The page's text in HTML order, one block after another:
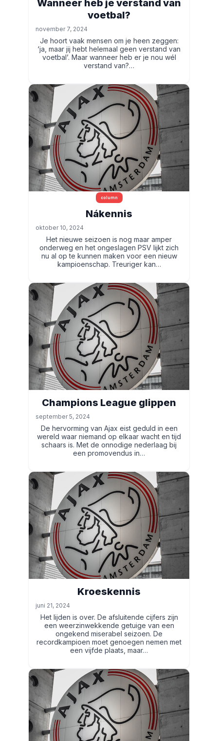
Wanneer heb je verstand van
voetbal?
november 7, 2024
Je hoort vaak mensen om je heen zeggen:
‘ja, maar jij hebt helemaal geen verstand van
voetbal’. Maar wanneer heb er je nou wél
verstand van?…
column
Nákennis
oktober 10, 2024
Het nieuwe seizoen is nog maar amper
onderweg en het ongeslagen PSV lijkt zich
nu al op te kunnen maken voor een nieuw
kampioenschap. Treuriger kan…
Champions League glippen
september 5, 2024
De hervorming van Ajax eist geduld in een
wereld waar niemand op elkaar wacht en tijd
schaars is. Met de onnodige nederlaag bij
een promovendus in…
Kroeskennis
juni 21, 2024
Het lijden is over. De afsluitende cijfers zijn
een weerzinwekkende getuige van een
ongekend miserabel seizoen. De
recordkampioen moet genoegen nemen met
een vijfde plaats, maar…